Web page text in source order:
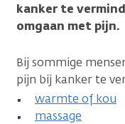
kanker te
omgaan met pijn.
Bij sommige
pijn bij kanker te
warmte of kou
massage